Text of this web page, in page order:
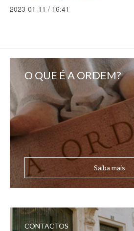
2023-01-11 / 16:41
O QUE É A ORDEM?
Saiba mais
CONTACTOS